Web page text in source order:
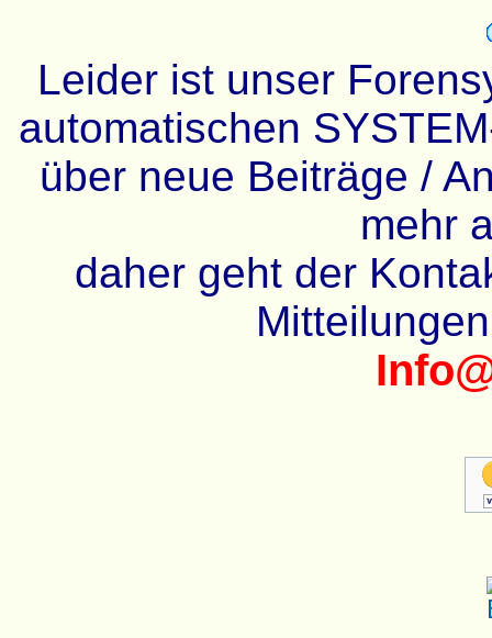
Leider ist unser
automatischen
über neue Beiträge /
mehr
daher geht der